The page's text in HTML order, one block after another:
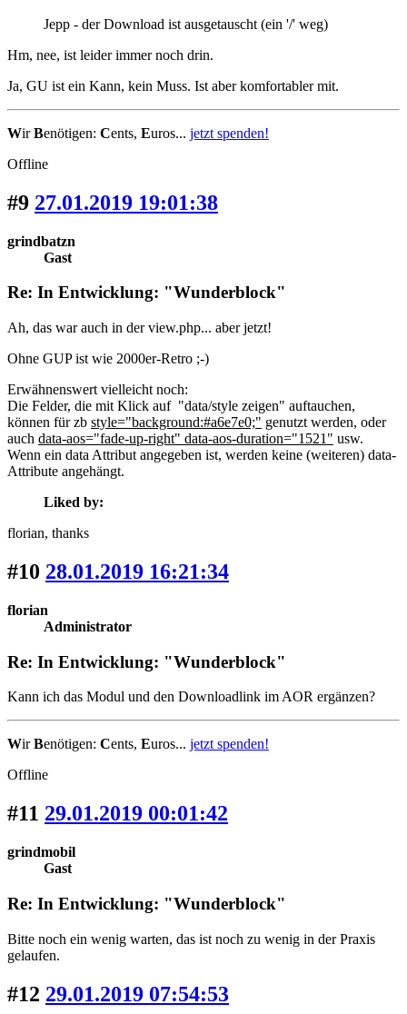
Jepp - der Download ist ausgetauscht (ein '/' weg)
Hm, nee, ist leider immer noch drin.
Ja, GU ist ein Kann, kein Muss. Ist aber komfortabler mit.
WirBenötigen: Cents, Euros... jetzt spenden!
Offline
#9 27.01.2019 19:01:38
grindbatzn
Gast
Re: In Entwicklung: "Wunderblock"
Ah, das war auch in der view.php... aber jetzt!
Ohne GUP ist wie 2000er-Retro ;-)
Erwähnenswert vielleicht noch:
Die Felder, die mit Klick auf "data/style zeigen" auftauchen,
können für zb style="background:#a6e7e0;" genutzt werden, oder
auch data-aos="fade-up-right" data-aos-duration="1521" usw.
Wenn ein data Attribut angegeben ist, werden keine (weiteren) data-
Attribute angehängt.
Liked by:
florian, thanks
#10 28.01.2019 16:21:34
florian
Administrator
Re: In Entwicklung: "Wunderblock"
Kann ich das Modul und den Downloadlink im AOR ergänzen?
WirBenötigen: Cents, Euros... jetzt spenden!
Offline
#11 29.01.2019 00:01:42
grindmobil
Gast
Re: In Entwicklung: "Wunderblock"
Bitte noch ein wenig warten, das ist noch zu wenig in der Praxis
gelaufen.
#12 29.01.2019 07:54:53